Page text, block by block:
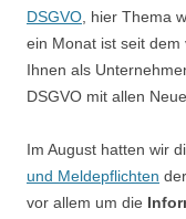
DSGVO , hier Thema
ein Monat ist seit
Ihnen als
DSGVO mit allen
Im August hatten wir
und Meldepflichten
vor allem um die